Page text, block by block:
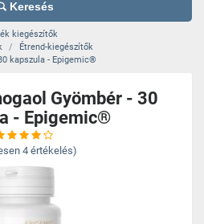
Keresés
kiegészítők
Étrend-kiegészítők
kapszula - Epigemic®
Gyömbér - 30
- Epigemic®
4 értékelés)